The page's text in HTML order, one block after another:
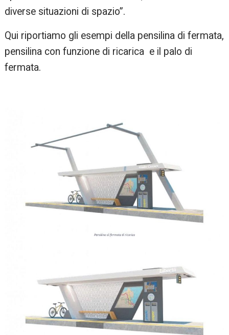
diverse situazioni di spazio”.
Qui riportiamo gli esempi della pensilina di fermata,
pensilina con funzione di ricarica e il palo di
fermata.